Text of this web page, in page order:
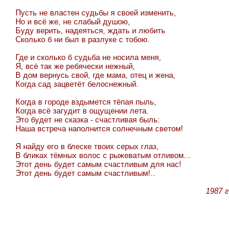
Пусть не властен судьбы я своей изменить,
Но и всё же, не слабый душою,
Буду верить, надеяться, ждать и любить
Сколько б ни был в разлуке с тобою.
Где и сколько б судьба не носила меня,
Я, всё так же ребячески нежный,
В дом вернусь свой, где мама, отец и жена,
Когда сад зацветёт белоснежный.
Когда в городе вздымется тёпая пыль,
Когда всё загудит в ощущении лета.
Это будет не сказка - счастливая быль:
Наша встреча наполнится солнечным светом!
Я найду его в блеске твоих серых глаз,
В бликах тёмных волос с рыжеватым отливом...
Этот день будет самым счастливым для нас!
Этот день будет самым счастливым!..
1987 г